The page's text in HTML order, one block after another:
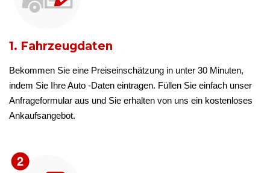
1. Fahrzeugdaten
Bekommen Sie eine Preiseinschätzung in unter 30 Minuten,
indem Sie Ihre Auto -Daten eintragen. Füllen Sie einfach unser
Anfrageformular aus und Sie erhalten von uns ein kostenloses
Ankaufsangebot.